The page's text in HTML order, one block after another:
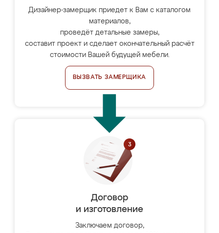
Дизайнер-замерщик приедет к Вам с каталогом
материалов,
проведёт детальные замеры,
составит проект и сделает окончательный расчёт
стоимости Вашей будущей мебели.
ВЫЗВАТЬ ЗАМЕРЩИКА
Договор
и изготовление
Заключаем договор,